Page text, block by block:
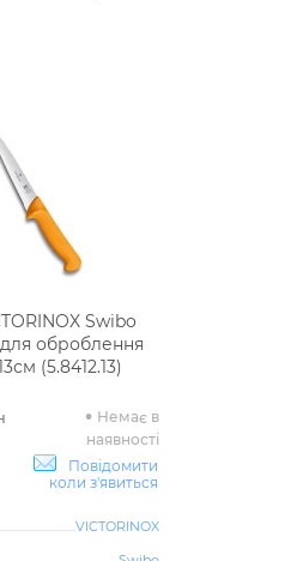
Swibo
оброблення
(5.8412.13)
Немає в
наявності
Повідомити
коли з'явиться
VICTORINOX